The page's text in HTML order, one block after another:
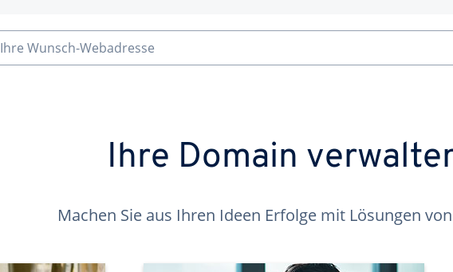
Ihre Wunsch-Webadresse
Ihre Domain
Machen Sie aus Ihren Ideen Erfolge mit Lösungen